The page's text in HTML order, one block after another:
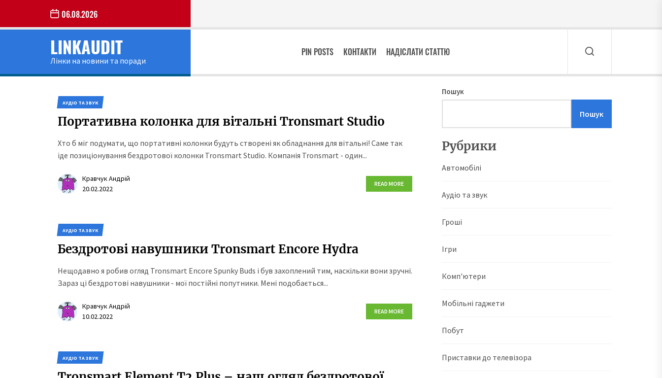
the
06.08.2026
LINKAUDIT
Лінки на новини та поради
PIN POSTS КОНТАКТИ НАДІСЛАТИ СТАТТЮ
АУДІО ТА ЗВУК
Портативна колонка для вітальні Tronsmart Studio
Хто б міг подумати, що портативні колонки будуть створені як обладнання для вітальні! Саме так
іде позиціонування бездротової колонки Tronsmart Studio. Компанія Tronsmart - один...
Кравчук Андрій
20.02.2022
READ MORE
АУДІО ТА ЗВУК
Бездротові навушники Tronsmart Encore Hydra
Нещодавно я робив огляд Tronsmart Encore Spunky Buds і був захоплений тим, наскільки вони зручні.
Зараз ці бездротові навушники - мої постійні попутники. Мені подобається...
Кравчук Андрій
10.02.2022
READ MORE
АУДІО ТА ЗВУК
Пошук
Пошук
Рубрики
Автомобілі
Аудіо та звук
Гроші
Ігри
Комп'ютери
Мобільні гаджети
Побут
Приставки до телевізора